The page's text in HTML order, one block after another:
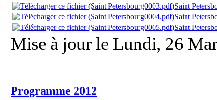
Saint
Saint
Saint
Mise à jour le Lundi, 26
Programme 2012